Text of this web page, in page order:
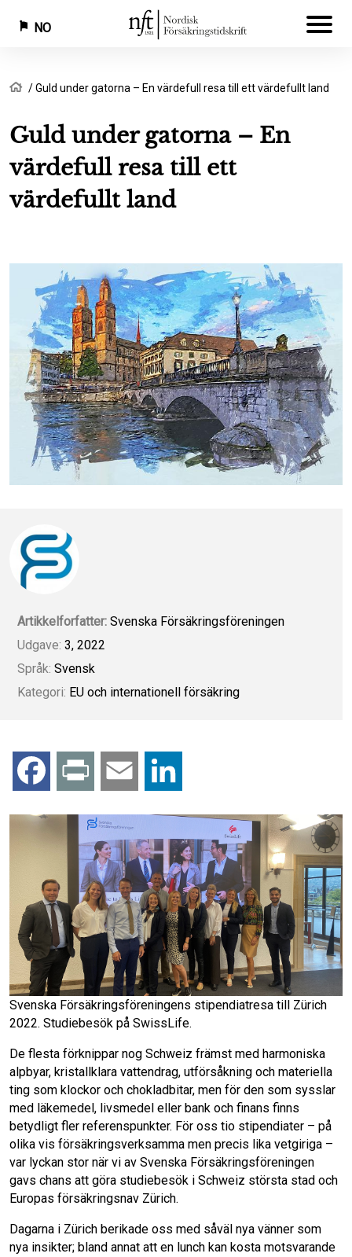
Hopp
hovedinnhold
NO
Navigasjonssti
Hjem
Guld under gatorna – En värdefull resa till ett värdefullt land
Guld under gatorna – En
värdefull resa till ett
värdefullt land
Artikkelforfatter: Svenska Försäkringsföreningen
Udgave: 3, 2022
Språk: Svensk
Kategori: EU och internationell försäkring
e
b
o
i
n
a
l
n
k
d
I
Svenska Försäkringsföreningens stipendiatresa till Zürich
2022. Studiebesök på SwissLife.
De flesta förknippar nog Schweiz främst med harmoniska
alpbyar, kristallklara vattendrag, utförsåkning och materiella
ting som klockor och chokladbitar, men för den som sysslar
med läkemedel, livsmedel eller bank och finans finns
betydligt fler referenspunkter. För oss tio stipendiater – på
olika vis försäkringsverksamma men precis lika vetgiriga –
var lyckan stor när vi av Svenska Försäkringsföreningen
gavs chans att göra studiebesök i Schweiz största stad och
Europas försäkringsnav Zürich.
Dagarna i Zürich berikade oss med såväl nya vänner som
nya insikter; bland annat att en lunch kan kosta motsvarande